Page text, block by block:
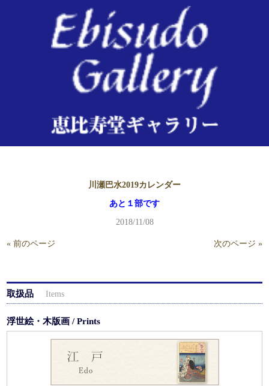
川瀬巴水2019カレンダー
あと１部です
2018/11/08
« 前のページ 次のページ »
取扱品 Items
浮世絵・木版画 / Prints